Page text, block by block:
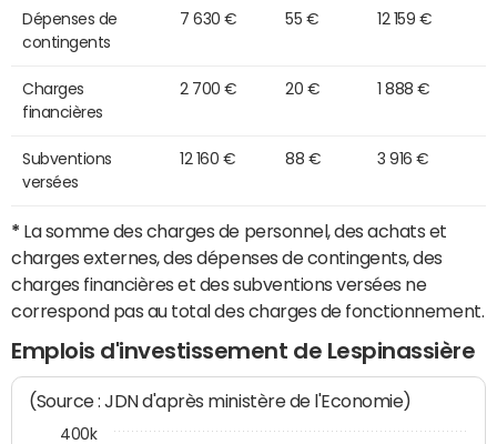
Dépenses de
contingents
7 630 € 55 € 12 159 €
Charges
financières
2 700 € 20 € 1 888 €
Subventions
versées
12 160 € 88 € 3 916 €
* La somme des charges de personnel, des achats et
charges externes, des dépenses de contingents, des
charges financières et des subventions versées ne
correspond pas au total des charges de fonctionnement.
Emplois d'investissement de Lespinassière
(Source : JDN d'après ministère de l'Economie)
400k